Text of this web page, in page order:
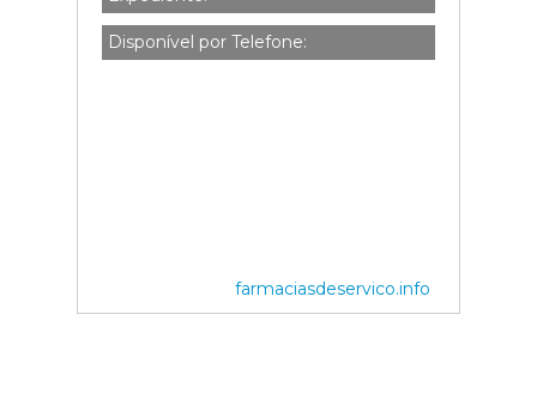
Disponível por Telefone:
farmaciasdeservico.info